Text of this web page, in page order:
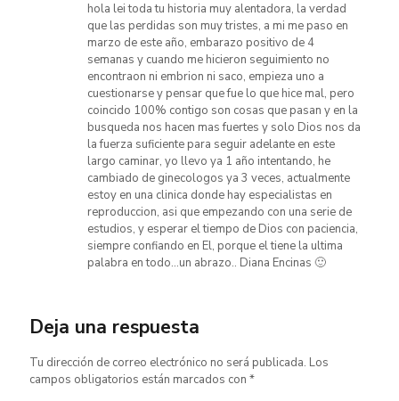
hola lei toda tu historia muy alentadora, la verdad
que las perdidas son muy tristes, a mi me paso en
marzo de este año, embarazo positivo de 4
semanas y cuando me hicieron seguimiento no
encontraon ni embrion ni saco, empieza uno a
cuestionarse y pensar que fue lo que hice mal, pero
coincido 100% contigo son cosas que pasan y en la
busqueda nos hacen mas fuertes y solo Dios nos da
la fuerza suficiente para seguir adelante en este
largo caminar, yo llevo ya 1 año intentando, he
cambiado de ginecologos ya 3 veces, actualmente
estoy en una clinica donde hay especialistas en
reproduccion, asi que empezando con una serie de
estudios, y esperar el tiempo de Dios con paciencia,
siempre confiando en El, porque el tiene la ultima
palabra en todo…un abrazo.. Diana Encinas 🙂
Deja una respuesta
Tu dirección de correo electrónico no será publicada. Los
campos obligatorios están marcados con *